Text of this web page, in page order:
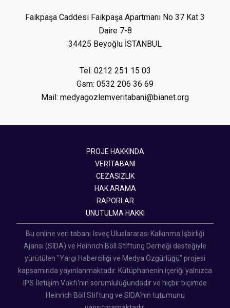
Faikpaşa Caddesi Faikpaşa Apartmanı No 37 Kat 3
Daire 7-8
34425 Beyoğlu İSTANBUL
Tel: 0212 251 15 03
Gsm: 0532 206 36 69
Mail: medyagozlemveritabani@bianet.org
PROJE HAKKINDA
VERİTABANI
CEZASIZLIK
HAK ARAMA
RAPORLAR
UNUTULMA HAKKI
Bu online veri tabanı İsveç Uluslararası Kalkınma İşbirliği
Ajansı (SIDA) ve Heinrich Böll Stiftung Derneği desteğiyle
yürütülen "Yargı Haberciliği ve Medya Özgürlüğü" projesi
kapsamında yayınlanmaktadır. Kütüphanenin içeriği yalnızca
IPS İletişim Vakfı'nın sorumluluğundadır ve hiçbir biçimde
Heinrich Böll Stiftung ve SIDA'nın tutumunu